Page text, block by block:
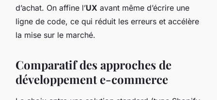
d’achat. On affine l’UX avant même d’écrire une
ligne de code, ce qui réduit les erreurs et accélère
la mise sur le marché.
Comparatif des approches de
développement e-commerce